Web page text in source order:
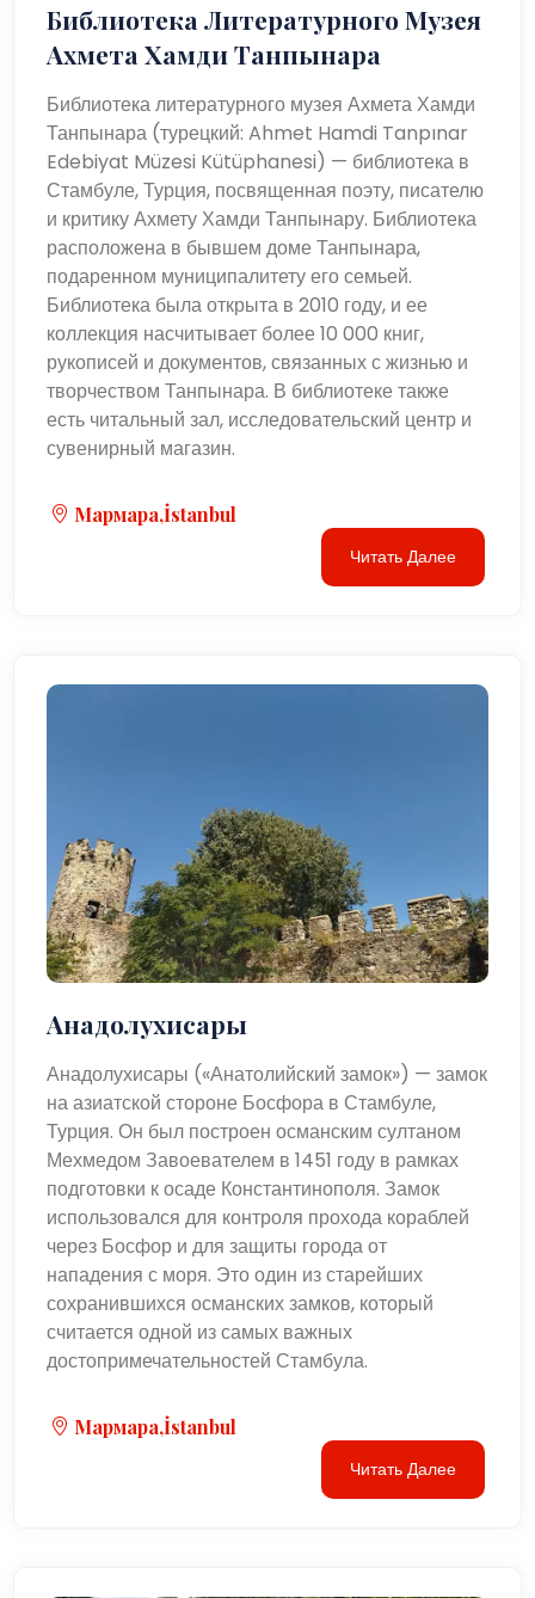
Библиотека Литературного Музея
Ахмета Хамди Танпынара
Библиотека литературного музея Ахмета Хамди
Танпынара (турецкий: Ahmet Hamdi Tanpınar
Edebiyat Müzesi Kütüphanesi) — библиотека в
Стамбуле, Турция, посвященная поэту, писателю
и критику Ахмету Хамди Танпынару. Библиотека
расположена в бывшем доме Танпынара,
подаренном муниципалитету его семьей.
Библиотека была открыта в 2010 году, и ее
коллекция насчитывает более 10 000 книг,
рукописей и документов, связанных с жизнью и
творчеством Танпынара. В библиотеке также
есть читальный зал, исследовательский центр и
сувенирный магазин.
Мармара,İstanbul
Читать Далее
Анадолухисары
Анадолухисары («Анатолийский замок») — замок
на азиатской стороне Босфора в Стамбуле,
Турция. Он был построен османским султаном
Мехмедом Завоевателем в 1451 году в рамках
подготовки к осаде Константинополя. Замок
использовался для контроля прохода кораблей
через Босфор и для защиты города от
нападения с моря. Это один из старейших
сохранившихся османских замков, который
считается одной из самых важных
достопримечательностей Стамбула.
Мармара,İstanbul
Читать Далее